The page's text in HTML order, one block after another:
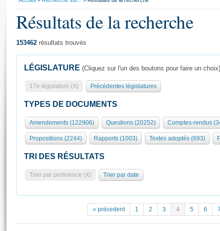
Présidence
577 députés
Groupes politiques
Séance publique
Commissions et autres organes
Europe et International
Pétitions
Général
Rôle et pouvoirs de l'Assemblée
Organisation de l'Assemblée
Présidence Conférence des Présidents Bureau Collège des
Statistiques et chiffres clés
Documents de référence
( Constitution | Règlement de l'Assemblée ... )
Visiter l'Assemblée
Visite virtuelle du palais Bourbon
Assister à une séance
Résultats de la recherche
153462 résultats trouvés
LÉGISLATURE (Cliquez sur l'un des boutons pour faire un choix)
17e législature (X) Précédentes législatures
TYPES DE DOCUMENTS
Amendements (122906) Questions (20252) Comptes-rendus
Propositions (2244) Rapports (1003) Textes adoptés (693)
TRI DES RÉSULTATS
Trier par pertinence (X) Trier par date
« précedent 1 2 3 4 5 6